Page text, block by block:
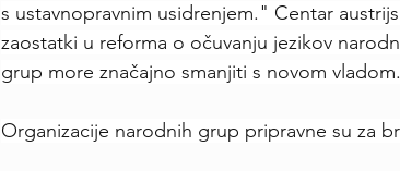
s ustavnopravnim usidrenjem." Centar
zaostatki u reforma o očuvanju jezikov
grup more značajno smanjiti s novom vladom.
Organizacije narodnih grup pripravne su za